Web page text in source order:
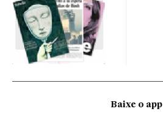
Baixe o app